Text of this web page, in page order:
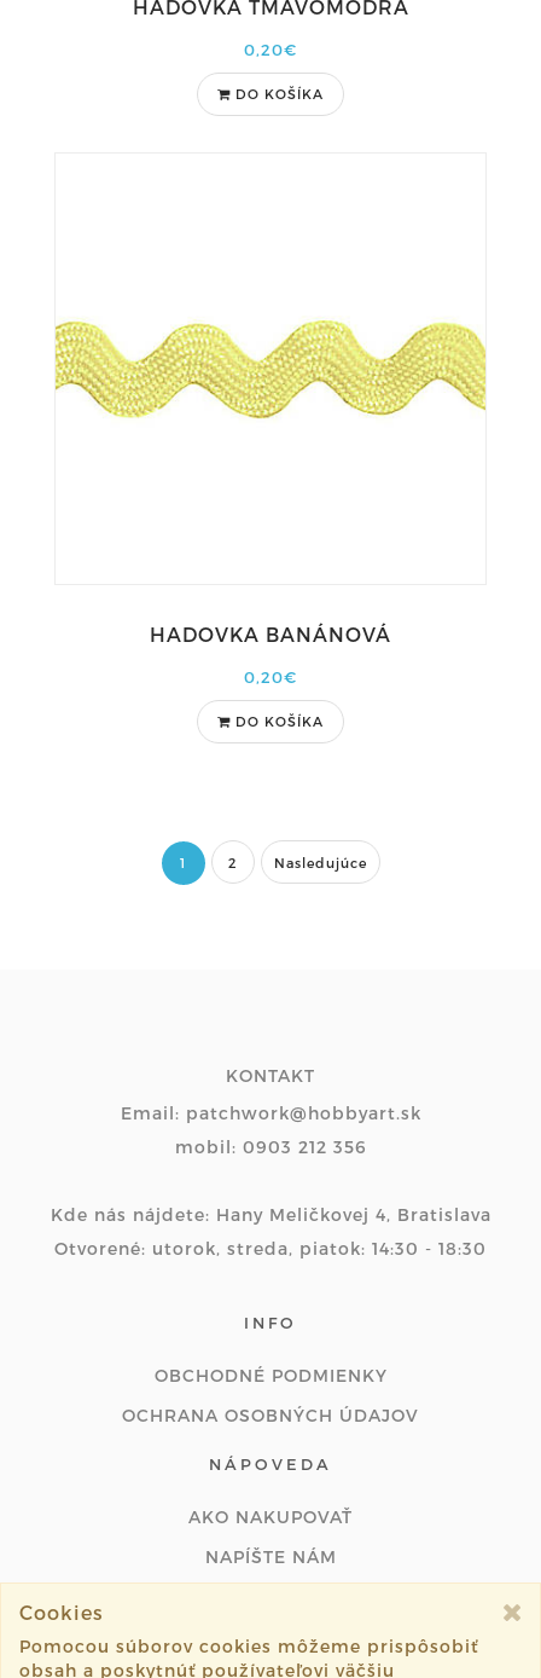
HADOVKA TMAVOMODRÁ
0,20€
DO KOŠÍKA
HADOVKA BANÁNOVÁ
0,20€
DO KOŠÍKA
1 2 Nasledujúce
KONTAKT
Email: patchwork@hobbyart.sk
mobil: 0903 212 356
Kde nás nájdete: Hany Meličkovej 4, Bratislava
Otvorené: utorok, streda, piatok: 14:30 - 18:30
INFO
OBCHODNÉ PODMIENKY
OCHRANA OSOBNÝCH ÚDAJOV
NÁPOVEDA
AKO NAKUPOVAŤ
NAPÍŠTE NÁM
Cookies
Pomocou súborov cookies môžeme prispôsobiť
obsah a poskytnúť používateľovi väčšiu